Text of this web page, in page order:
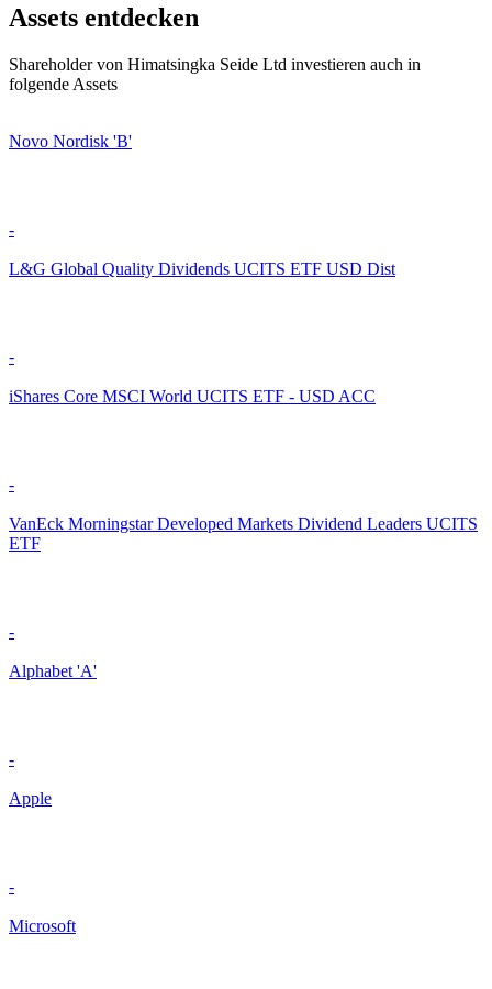
Assets entdecken
Shareholder von Himatsingka Seide Ltd investieren auch in
folgende Assets
Novo Nordisk 'B'
-
L&G Global Quality Dividends UCITS ETF USD Dist
-
iShares Core MSCI World UCITS ETF - USD ACC
-
VanEck Morningstar Developed Markets Dividend Leaders UCITS
ETF
-
Alphabet 'A'
-
Apple
-
Microsoft